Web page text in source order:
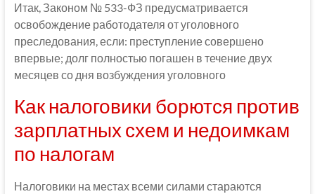
Итак, Законом № 533-ФЗ предусматривается
освобождение работодателя от уголовного
преследования, если: преступление совершено
впервые; долг полностью погашен в течение двух
месяцев со дня возбуждения уголовного
Как налоговики борются против
зарплатных схем и недоимкам
по налогам
Налоговики на местах всеми силами стараются